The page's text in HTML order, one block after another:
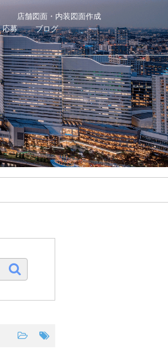
店舗図面・内装図面作成
応募
ブログ